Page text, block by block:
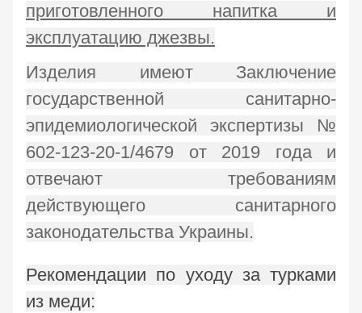
приготовленного напитка и
эксплуатацию джезвы.
Изделия имеют Заключение
государственной санитарно-
эпидемиологической экспертизы №
602-123-20-1/4679 от 2019 года и
отвечают требованиям
действующего санитарного
законодательства Украины.
Рекомендации по уходу за турками
из меди: